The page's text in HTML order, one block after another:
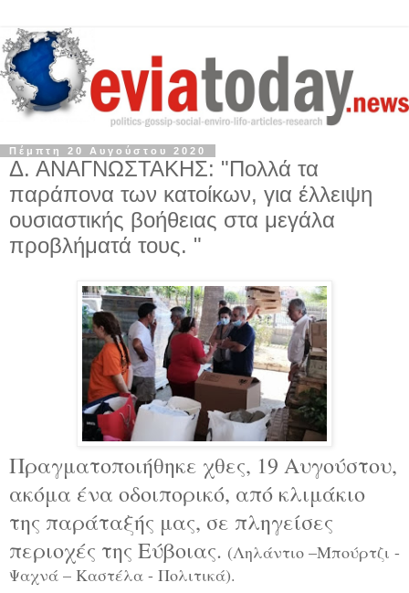
Πέμπτη 20 Αυγούστου 2020
Δ. ΑΝΑΓΝΩΣΤΑΚΗΣ: "Πολλά τα
παράπονα των κατοίκων, για έλλειψη
ουσιαστικής βοήθειας στα μεγάλα
προβλήματά τους. "
Πραγματοποιήθηκε χθες, 19 Αυγούστου,
ακόμα ένα οδοιπορικό, από κλιμάκιο
της παράταξής μας, σε πληγείσες
περιοχές της Εύβοιας. (Ληλάντιο –Μπούρτζι -
Ψαχνά – Καστέλα - Πολιτικά).